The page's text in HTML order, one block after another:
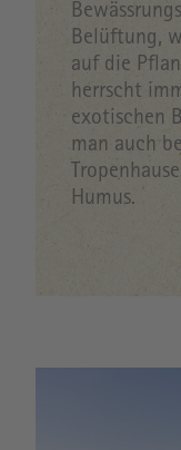
Belüftung,
auf die
herrscht
exotischen
man auch
Humus.